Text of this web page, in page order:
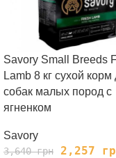
Savory Small Breeds
Lamb 8 кг сухой корм
собак малых пород с
ягненком
Savory
3,640грн 2,257